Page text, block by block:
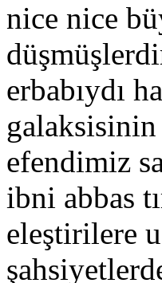
nice nice
erbabıydı
efendimiz
ibni abbas
eleştirilere